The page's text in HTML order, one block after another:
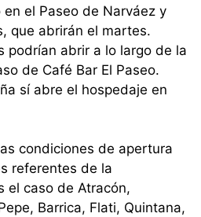
el Paseo de Narváez y
que abrirán el martes.
podrían abrir a lo largo de la
de Café Bar El Paseo.
sí abre el hospedaje en
condiciones de apertura
referentes de la
el caso de Atracón,
Barrica, Flati, Quintana,